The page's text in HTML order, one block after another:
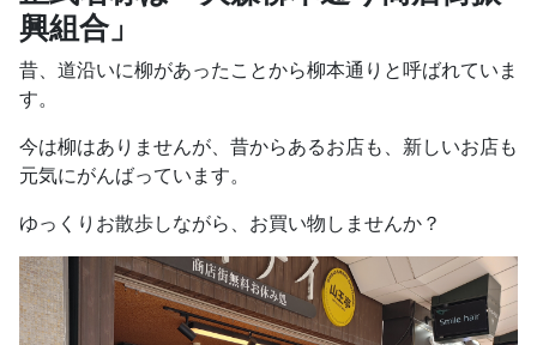
興組合」
昔、道沿いに柳があったことから柳本通りと呼ばれていま
す。
今は柳はありませんが、昔からあるお店も、新しいお店も
元気にがんばっています。
ゆっくりお散歩しながら、お買い物しませんか？